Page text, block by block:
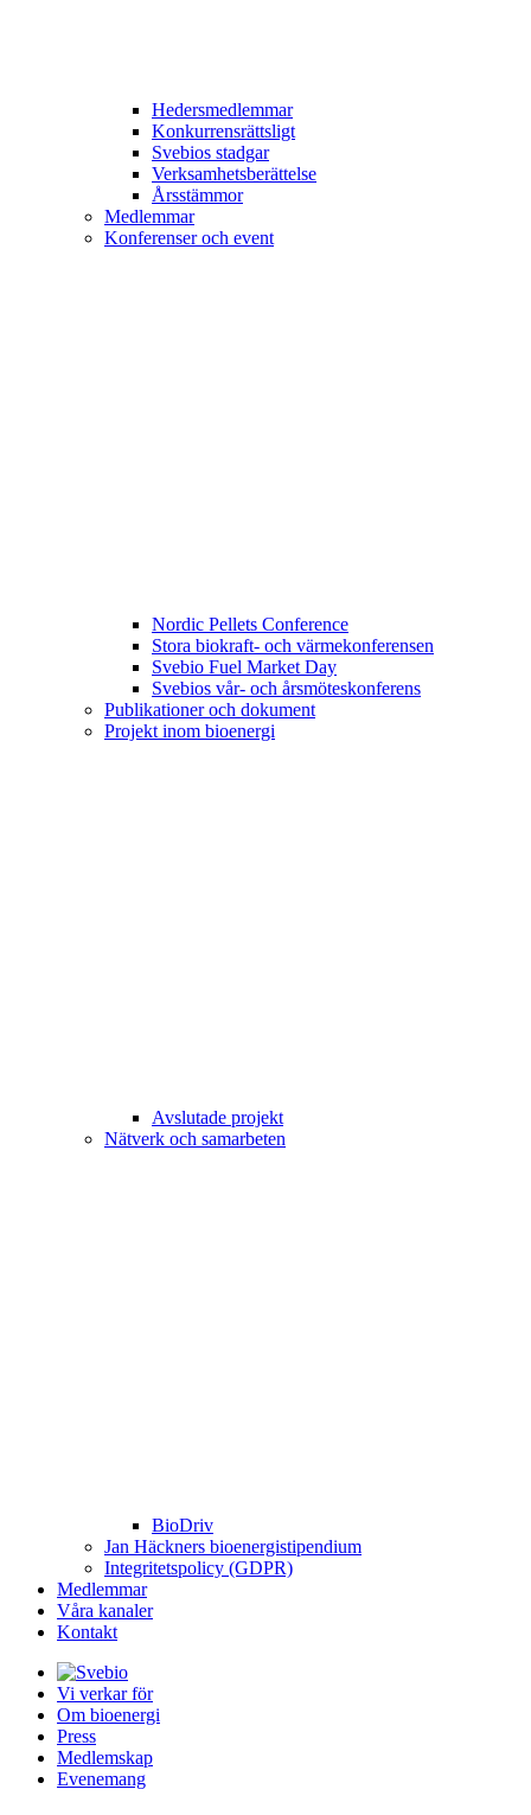
Hedersmedlemmar
Konkurrensrättsligt
Svebios stadgar
Verksamhetsberättelse
Årsstämmor
Medlemmar
Konferenser och event
Nordic Pellets Conference
Stora biokraft- och värmekonferensen
Svebio Fuel Market Day
Svebios vår- och årsmöteskonferens
Publikationer och dokument
Projekt inom bioenergi
Avslutade projekt
Nätverk och samarbeten
BioDriv
Jan Häckners bioenergistipendium
Integritetspolicy (GDPR)
Medlemmar
Våra kanaler
Kontakt
Vi verkar för
Om bioenergi
Press
Medlemskap
Evenemang